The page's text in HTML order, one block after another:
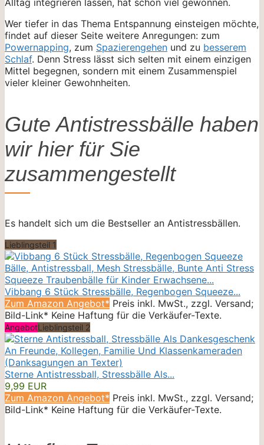
Alltag integrieren lassen, hat schon viel gewonnen.
Wer tiefer in das Thema Entspannung einsteigen möchte,
findet auf dieser Seite weitere Anregungen: zum
Powernapping, zum Spazierengehen und zu besserem
Schlaf. Denn Stress lässt sich selten mit einem einzigen
Mittel begegnen, sondern mit einem Zusammenspiel
vieler kleiner Gewohnheiten.
Gute Antistressbälle haben
wir hier für Sie
zusammengestellt
Es handelt sich um die Bestseller an Antistressbällen.
Lieblingsteil 1
Vibbang 6 Stück Stressbälle, Regenbogen Squeeze...
Zum Amazon Angebot* Preis inkl. MwSt., zzgl. Versand;
Bild-Link* Keine Haftung für die Verkäufer-Texte.
AngebotLieblingsteil 2
Sterne Antistressball, Stressbälle Als...
9,99 EUR
Zum Amazon Angebot* Preis inkl. MwSt., zzgl. Versand;
Bild-Link* Keine Haftung für die Verkäufer-Texte.